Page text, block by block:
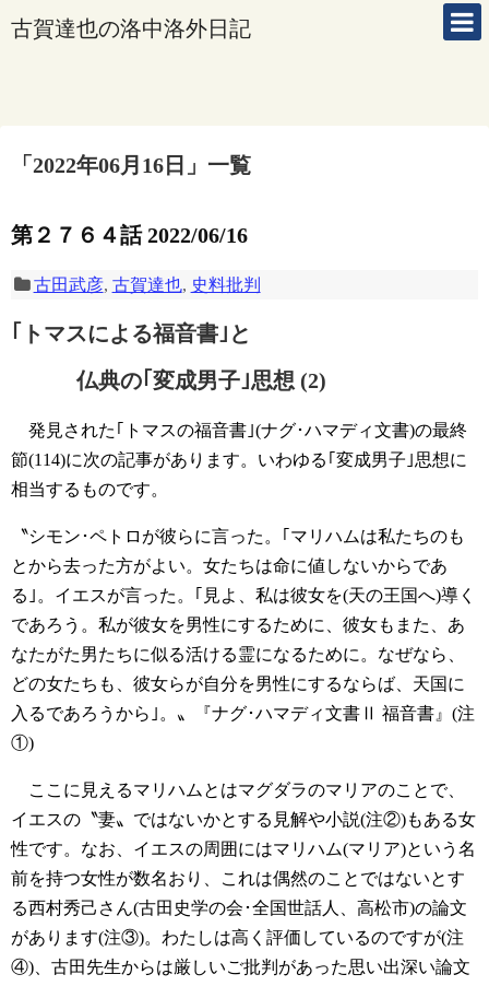
古賀達也の洛中洛外日記
「 2022年06月16日 」 一覧
第２７６４話 2022/06/16
古田武彦, 古賀達也, 史料批判
｢トマスによる福音書｣と
仏典の｢変成男子｣思想 (2)
発見された｢トマスの福音書｣(ナグ･ハマディ文書)の最終
節(114)に次の記事があります。いわゆる｢変成男子｣思想に
相当するものです。
〝シモン･ペトロが彼らに言った。｢マリハムは私たちのも
とから去った方がよい。女たちは命に値しないからであ
る｣。イエスが言った。｢見よ、私は彼女を(天の王国へ)導く
であろう。私が彼女を男性にするために、彼女もまた、あ
なたがた男たちに似る活ける霊になるために。なぜなら、
どの女たちも、彼女らが自分を男性にするならば、天国に
入るであろうから｣。〟『ナグ･ハマディ文書Ⅱ 福音書』(注
①)
ここに見えるマリハムとはマグダラのマリアのことで、
イエスの〝妻〟ではないかとする見解や小説(注②)もある女
性です。なお、イエスの周囲にはマリハム(マリア)という名
前を持つ女性が数名おり、これは偶然のことではないとす
る西村秀己さん(古田史学の会･全国世話人、高松市)の論文
があります(注③)。わたしは高く評価しているのですが(注
④)、古田先生からは厳しいご批判があった思い出深い論文